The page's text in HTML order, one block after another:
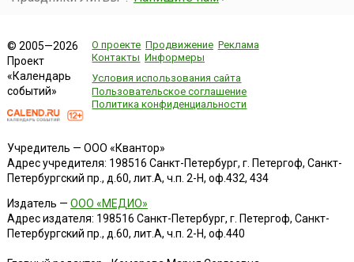
© 2005—2026
Проект
«Календарь
событий»
О проекте Продвижение Реклама
Контакты Информеры
Условия использования сайта
Пользовательское соглашение
Политика конфиденциальности
Учредитель — ООО «Квантор»
Адрес учредителя: 198516 Санкт-Петербург, г. Петергоф, Санкт-
Петербургский пр., д.60, лит.А, ч.п. 2-Н, оф.432, 434
Издатель — ООО «МЕДИО»
Адрес издателя: 198516 Санкт-Петербург, г. Петергоф, Санкт-
Петербургский пр., д.60, лит.А, ч.п. 2-Н, оф.440